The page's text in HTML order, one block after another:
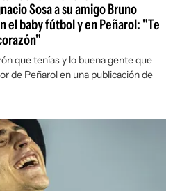
Sosa a su amigo Bruno
el baby fútbol y en Peñarol: "Te
que tenías y lo buena gente que
de Peñarol en una publicación de